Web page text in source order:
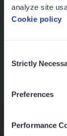
analyze site
Cookie policy
Selection
Strictly
Preferences
Performance